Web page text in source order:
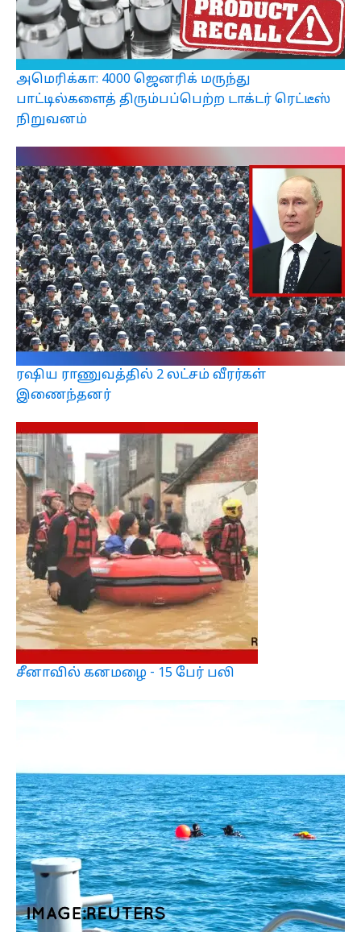
அமெரிக்கா: 4000 ஜெனரிக் மருந்து
பாட்டில்களைத் திரும்பப்பெற்ற டாக்டர் ரெட்டீஸ்
நிறுவனம்
ரஷிய ராணுவத்தில் 2 லட்சம் வீரர்கள்
இணைந்தனர்
சீனாவில் கனமழை - 15 பேர் பலி